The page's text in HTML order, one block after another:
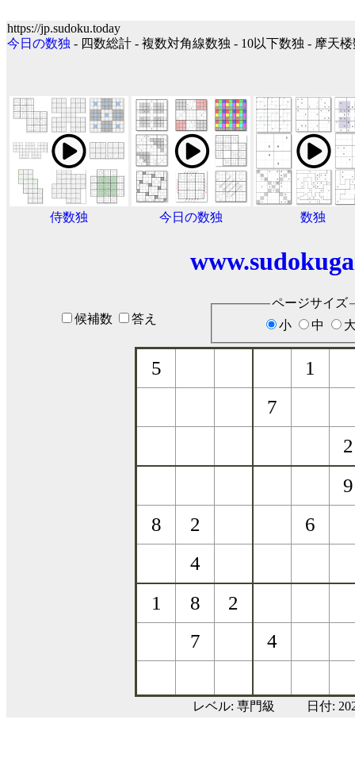
https://jp.sudoku.today
今日の数独 - 四数総計 - 複数対角線数独 - 10以下数独 - 摩天
侍数独 今日の数独 数独
候補数 答え
ページサイズ
小
中
レベル: 専門級 日付: